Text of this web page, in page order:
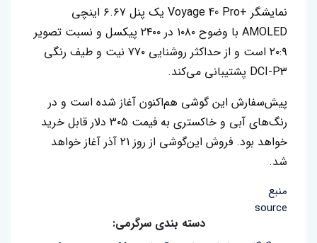
نمایشگر +Voyage 40 Pro یک پنل ۶.۶۷ اینچی
AMOLED با وضوح ۱۰۸۰ در ۲۴۰۰ پیکسل و نسبت تصویر
۲۰:۹ است و از حداکثر روشنایی ۷۷۰ نیت و طیف رنگی
DCI-P3 پشتیبانی می‌کند‌.
پیش‌سفارش این‌‌ گوشی هم‌اکنون آغاز شده است و در
رنگ‌های آبی و خاکستری به فیمت ۳۰۵ دلار قابل خرید
خواهد بود. فروش این‌گوشی از روز ۲۱ آذر آغاز خواهد
شد.
منبع
source
دسته بندی سرگرمی: